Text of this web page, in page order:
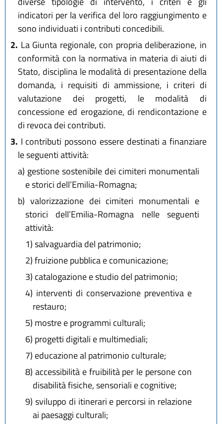
indicatori per la verifica del loro raggiungimento e
sono individuati i contributi concedibili.
2. La Giunta regionale, con propria deliberazione, in
conformità con la normativa in materia di aiuti di
Stato, disciplina le modalità di presentazione della
domanda, i requisiti di ammissione, i criteri di
valutazione dei progetti, le modalità di
concessione ed erogazione, di rendicontazione e
di revoca dei contributi.
3. I contributi possono essere destinati a finanziare
le seguenti attività:
a) gestione sostenibile dei cimiteri monumentali
e storici dell’Emilia-Romagna;
b) valorizzazione dei cimiteri monumentali e
storici dell’Emilia-Romagna nelle seguenti
attività:
1) salvaguardia del patrimonio;
2) fruizione pubblica e comunicazione;
3) catalogazione e studio del patrimonio;
4) interventi di conservazione preventiva e
restauro;
5) mostre e programmi culturali;
6) progetti digitali e multimediali;
7) educazione al patrimonio culturale;
8) accessibilità e fruibilità per le persone con
disabilità fisiche, sensoriali e cognitive;
9) sviluppo di itinerari e percorsi in relazione
ai paesaggi culturali;